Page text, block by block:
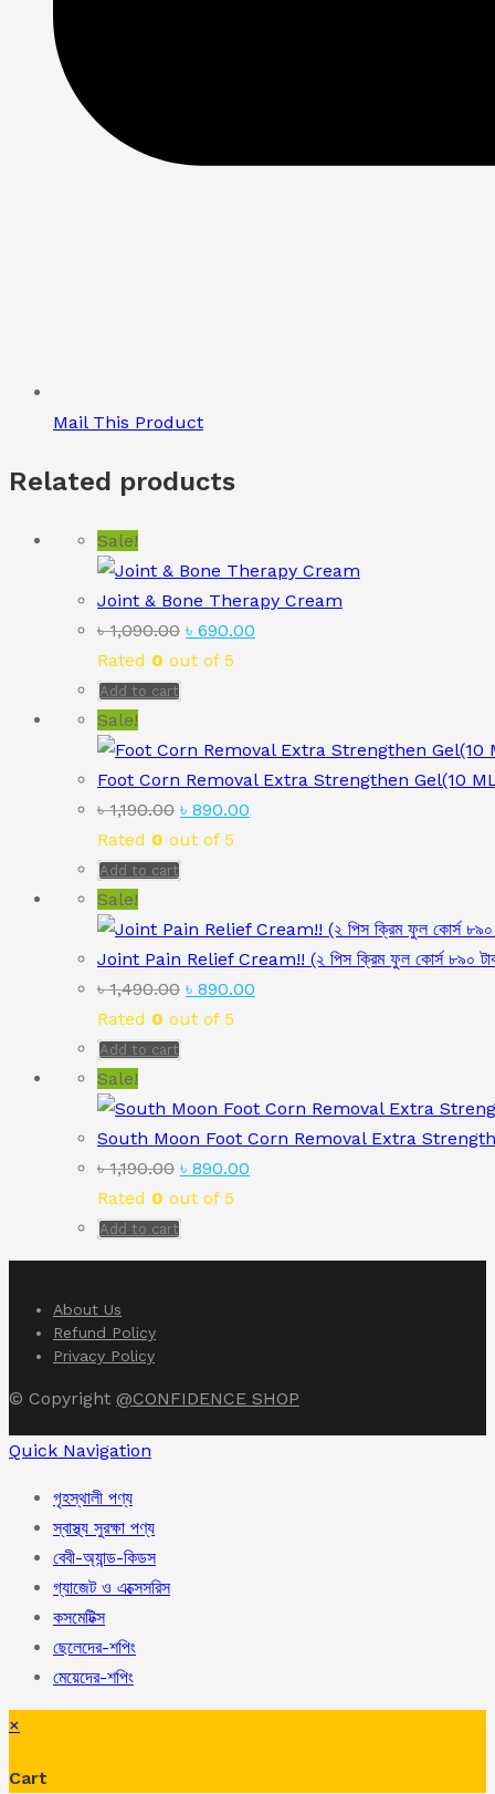
Mail This Product
Related products
Sale!
Joint & Bone Therapy Cream
৳1,090.00 Original
price
৳ 690.00
Rated 0 out of 5
Add to cart
Sale!
Foot Corn Removal Extra Strengthen Gel(10
৳1,190.00 Original
price
was:
৳ 890.00
Rated 0 out of 5
Add to cart
Sale!
Joint Pain Relief Cream!! (২ পিস ক্রিম ফুল কোর্স ৮৯০
৳1,490.00 Original
price
৳ 890.00
Rated 0 out of 5
Add to cart
Sale!
South Moon Foot Corn Removal Extra
৳1,190.00 Original
price
was:
৳ 1,190.00.
৳ 890.00
৳ 890.00.
Rated 0 out of 5
Add to cart
About Us
Refund Policy
Privacy Policy
© Copyright @CONFIDENCE SHOP
Quick Navigation
গৃহস্থালী পণ্য
স্বাস্থ্য সুরক্ষা পণ্য
বেবী-অ্যান্ড-কিডস
গ্যাজেট ও এক্সেসরিস
কসমেটিক্স
ছেলেদের-শপিং
মেয়েদের-শপিং
×
Cart